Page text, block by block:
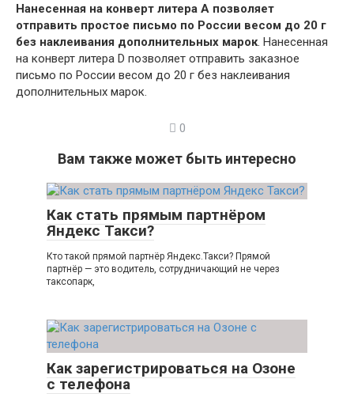
Нанесенная на конверт литера A позволяет
отправить простое письмо по России весом до 20 г
без наклеивания дополнительных марок. Нанесенная
на конверт литера D позволяет отправить заказное
письмо по России весом до 20 г без наклеивания
дополнительных марок.
0
Вам также может быть интересно
Как стать прямым партнёром
Яндекс Такси?
Кто такой прямой партнёр Яндекс.Такси? Прямой
партнёр — это водитель, сотрудничающий не через
таксопарк,
Как зарегистрироваться на Озоне
с телефона